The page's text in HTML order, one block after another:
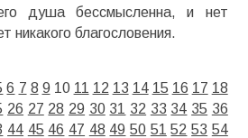
душа бессмысленна, и нет
никакого благословения.
6 7 8 9 10 11 12 13 14 15 16 17 18
26 27 28 29 30 31 32 33 34 35 36
44 45 46 47 48 49 50 51 52 53 54